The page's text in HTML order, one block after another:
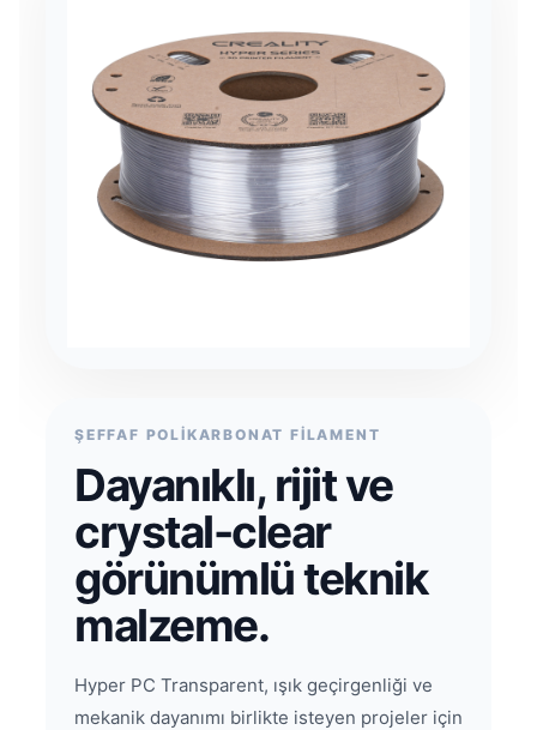
ŞEFFAF POLİKARBONAT FİLAMENT
Dayanıklı, rijit ve
crystal-clear
görünümlü teknik
malzeme.
Hyper PC Transparent, ışık geçirgenliği ve
mekanik dayanımı birlikte isteyen projeler için